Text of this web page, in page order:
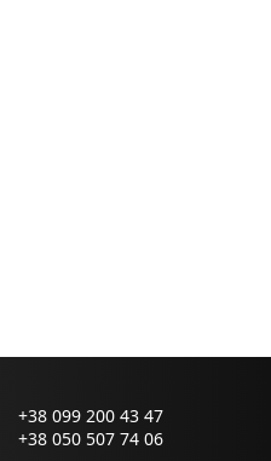
+38 099 200 43 47
+38 050 507 74 06